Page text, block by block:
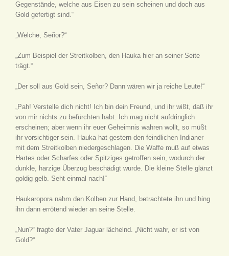
Gegenstände, welche aus Eisen zu sein scheinen und doch aus
Gold gefertigt sind.“
„Welche, Señor?“
„Zum Beispiel der Streitkolben, den Hauka hier an seiner Seite
trägt.“
„Der soll aus Gold sein, Señor? Dann wären wir ja reiche Leute!“
„Pah! Verstelle dich nicht! Ich bin dein Freund, und ihr wißt, daß ihr
von mir nichts zu befürchten habt. Ich mag nicht aufdringlich
erscheinen; aber wenn ihr euer Geheimnis wahren wollt, so müßt
ihr vorsichtiger sein. Hauka hat gestern den feindlichen Indianer
mit dem Streitkolben niedergeschlagen. Die Waffe muß auf etwas
Hartes oder Scharfes oder Spitziges getroffen sein, wodurch der
dunkle, harzige Überzug beschädigt wurde. Die kleine Stelle glänzt
goldig gelb. Seht einmal nach!“
Haukaropora nahm den Kolben zur Hand, betrachtete ihn und hing
ihn dann errötend wieder an seine Stelle.
„Nun?“ fragte der Vater Jaguar lächelnd. „Nicht wahr, er ist von
Gold?“